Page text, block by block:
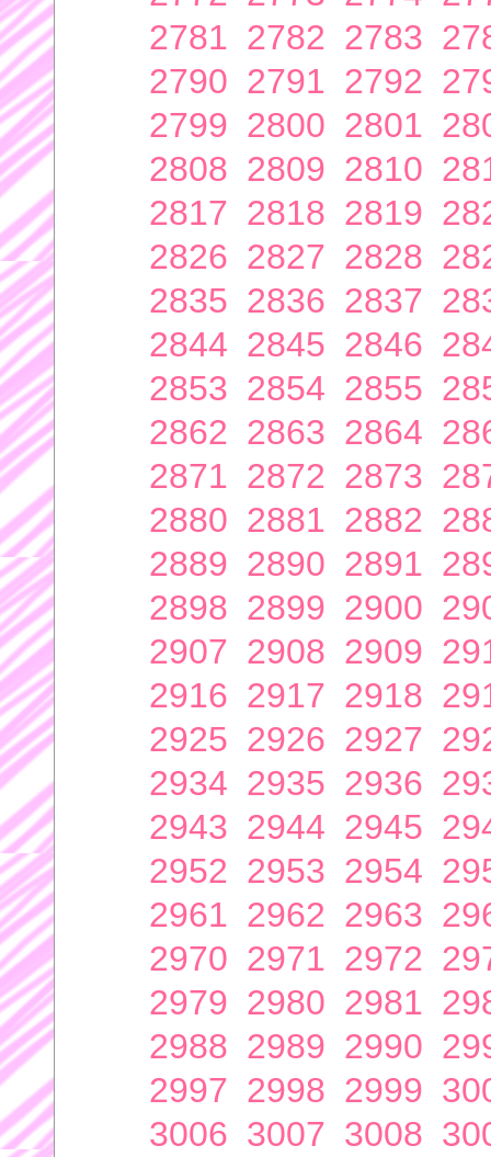
2781 2782 2783
2790 2791 2792
2799 2800 2801
2808 2809 2810
2817 2818 2819
2826 2827 2828
2835 2836 2837
2844 2845 2846
2853 2854 2855
2862 2863 2864
2871 2872 2873
2880 2881 2882
2889 2890 2891
2898 2899 2900
2907 2908 2909
2916 2917 2918
2925 2926 2927
2934 2935 2936
2943 2944 2945
2952 2953 2954
2961 2962 2963
2970 2971 2972
2979 2980 2981
2988 2989 2990
2997 2998 2999
3006 3007 3008